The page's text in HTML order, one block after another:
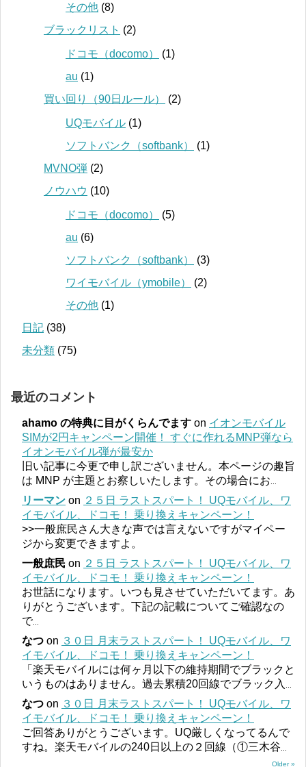
その他 (8)
ブラックリスト (2)
ドコモ（docomo）
(1)
au (1)
買い回り（90日ルール）
(2)
UQモバイル (1)
ソフトバンク（softbank）
(1)
MVNO弾 (2)
ノウハウ (10)
ドコモ（docomo）
(5)
au (6)
ソフトバンク（softbank）
(3)
ワイモバイル（ymobile）
(2)
その他 (1)
日記 (38)
未分類 (75)
最近のコメント
ahamo の特典に目がくらんでます on イオンモバイル
SIMが2円キャンペーン開催！ すぐに作れるMNP弾なら
イオンモバイル弾が最安か
旧い記事に今更で申し訳ございません。本ページの趣旨
は MNP が主題とお察しいたします。その場合にお
リーマン on ２５日 ラストスパート！ UQモバイル、ワ
イモバイル、ドコモ！ 乗り換えキャンペーン！
>>一般庶民さん大きな声では言えないですがマイペー
ジから変更できますよ。
一般庶民 on ２５日 ラストスパート！ UQモバイル、ワ
イモバイル、ドコモ！ 乗り換えキャンペーン！
お世話になります。いつも見させていただいてます。あ
りがとうございます。下記の記載についてご確認なの
で...
なつ on ３０日 月末ラストスパート！ UQモバイル、ワ
イモバイル、ドコモ！ 乗り換えキャンペーン！
「楽天モバイルには何ヶ月以下の維持期間でブラックと
いうものはありません。過去累積20回線でブラック入
なつ on ３０日 月末ラストスパート！ UQモバイル、ワ
イモバイル、ドコモ！ 乗り換えキャンペーン！
ご回答ありがとうございます。UQ厳しくなってるんで
すね。楽天モバイルの240日以上の２回線（①三木谷
Older »